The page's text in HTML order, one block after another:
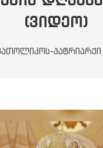
(ᲕᲘᲓᲔᲝ)
პატრიარქი